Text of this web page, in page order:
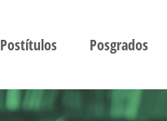
Postítulos Posgrados